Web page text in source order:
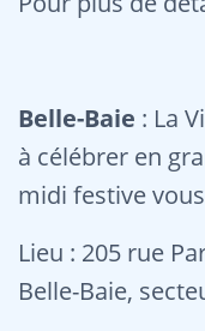
Belle-Baie : La
à célébrer en
midi festive
Lieu : 205 rue
Belle-Baie,